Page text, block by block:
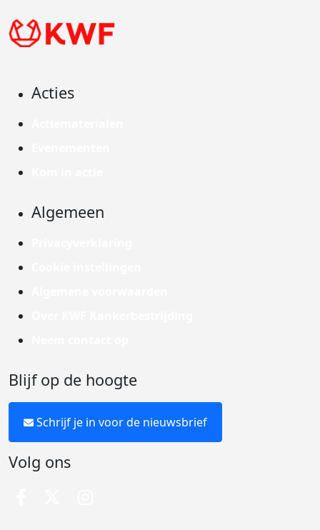
Acties
Algemeen
Blijf op de hoogte
Schrijf je in voor de nieuwsbrief
Volg ons